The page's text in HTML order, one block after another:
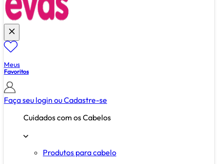
Meus
Favoritos
Faça seu login ouCadastre-se
Cuidados com os Cabelos
Produtos para cabelo